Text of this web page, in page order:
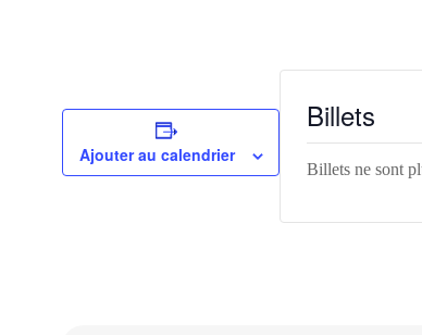
Ajouter au calendrier
Billets
Billets ne sont